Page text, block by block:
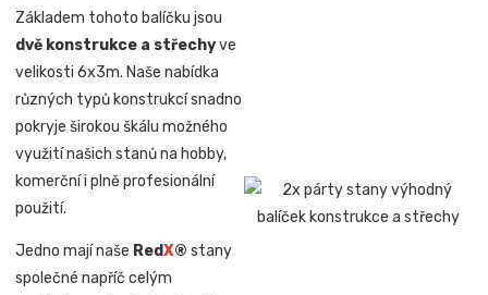
Základem tohoto balíčku jsou
dvě konstrukce a střechyve
velikosti 6x3m. Naše nabídka
různých typů konstrukcí snadno
pokryje širokou škálu možného
využití našich stanů na hobby,
komerční i plně profesionální
použití.
Jedno mají naše RedX® stany
společné napříč celým